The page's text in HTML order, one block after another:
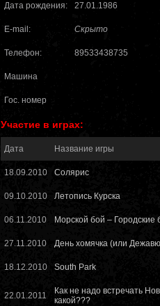
Дата рождения: 27.01.1986
E-mail: Скрыто
Телефон: 89533438735
Машина
Гос. номер
Участие в играх:
Дата Название игры
18.09.2010 Солярис
09.10.2010 Летопись Курска
06.11.2010 Морской бой – Городские
27.11.2010 День хомячка (или
18.12.2010 South Park
22.01.2011
Как не надо встречать
какой???